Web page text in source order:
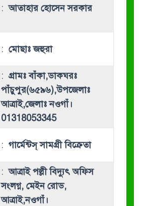
:আতাহার হোসেন সরকার
: মোছাঃ জহুরা
: গ্রামঃ বাঁকা,ডাকঘরঃ
পাঁচুপুর(৬৫৯৬),উপজেলাঃ
আত্রাই,জেলাঃ নওগাঁ।
01318053345
: গার্মেন্টস্ সামগ্রী বিক্রেতা
:আত্রাই পল্লী বিদ্যুৎ অফিস
সংলগ্ন, মেইন রোড,
আত্রাই,নওগাঁ।